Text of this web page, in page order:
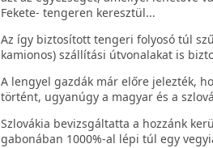
Fekete- tengeren keresztül...
Az így biztosított tengeri folyosó túl
kamionos) szállítási útvonalakat is
A lengyel gazdák már előre jelezték,
történt, ugyanúgy a magyar és a
Szlovákia bevizsgáltatta a hozzánk
gabonában 1000%-al lépi túl egy